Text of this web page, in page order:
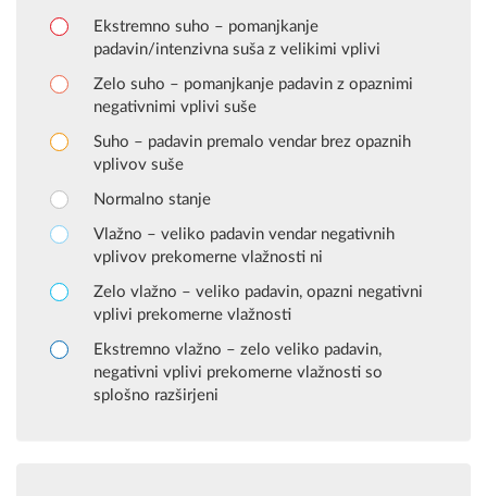
Ekstremno suho – pomanjkanje
padavin/intenzivna suša z velikimi vplivi
Zelo suho – pomanjkanje padavin z opaznimi
negativnimi vplivi suše
Suho – padavin premalo vendar brez opaznih
vplivov suše
Normalno stanje
Vlažno – veliko padavin vendar negativnih
vplivov prekomerne vlažnosti ni
Zelo vlažno – veliko padavin, opazni negativni
vplivi prekomerne vlažnosti
Ekstremno vlažno – zelo veliko padavin,
negativni vplivi prekomerne vlažnosti so
splošno razširjeni